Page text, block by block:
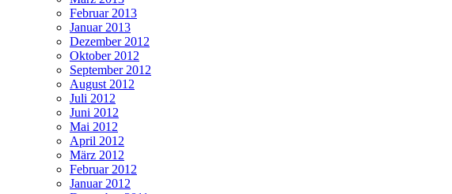
Februar 2013
Januar 2013
Dezember 2012
Oktober 2012
September 2012
August 2012
Juli 2012
Juni 2012
Mai 2012
April 2012
März 2012
Februar 2012
Januar 2012